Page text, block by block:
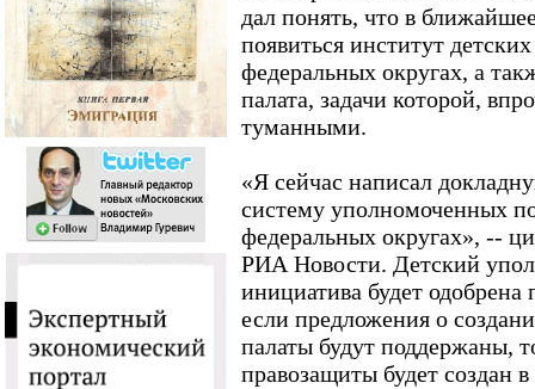
дал понять, что в
появиться институт
федеральных округах, а
палата, задачи которой,
туманными.
«Я сейчас написал
систему уполномоченных
федеральных округах», --
РИА Новости. Детский
инициатива будет
если предложения о
палаты будут поддержаны,
правозащиты будет создан